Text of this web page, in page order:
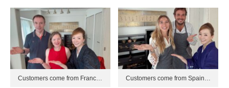
Customers come from Franc… Customers come from Spain…